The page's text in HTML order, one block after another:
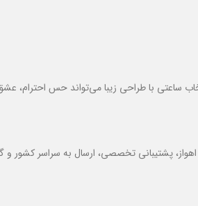
ساعتی با طراحی زیبا می‌تواند حس احترام،
پشتیبانی تخصصی، ارسال به سراسر کشور و